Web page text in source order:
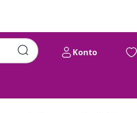
Konto